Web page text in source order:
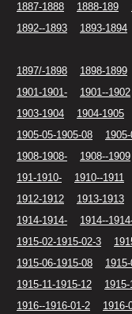
1887-1888
1888-189
1892--1893
1893-1894
1897/-1898
1898-1899
1901-1901-
1901--1902
1903-1904
1904-1905
1905-05-1905-08
1908-1908-
1908--1909
191-1910-
1910--1911
1912-1912
1913-1913
1914-1914-
1914--
1915-02-1915-02-3
1915-06-1915-08
1915-11-1915-12
1916--1916-01-2
1916-